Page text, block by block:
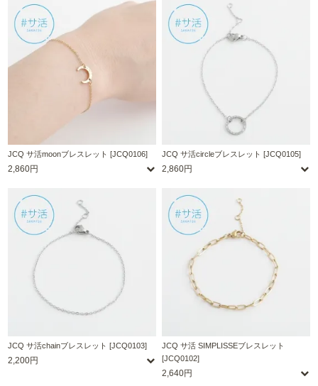
JCQ サ活moonブレスレット [JCQ0106]
2,860円
JCQ サ活circleブレスレット [JCQ0105]
2,860円
JCQ サ活chainブレスレット [JCQ0103]
2,200円
JCQ サ活 SIMPLISSEブレスレット
[JCQ0102]
2,640円